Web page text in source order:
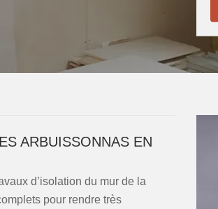
ARBUISSONNAS EN
d’isolation du mur de la
pour rendre très